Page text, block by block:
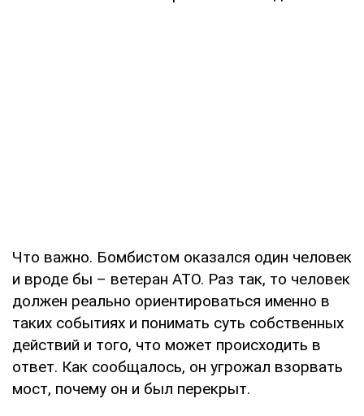
Что важно. Бомбистом оказался один человек
и вроде бы – ветеран АТО. Раз так, то человек
должен реально ориентироваться именно в
таких событиях и понимать суть собственных
действий и того, что может происходить в
ответ. Как сообщалось, он угрожал взорвать
мост, почему он и был перекрыт.